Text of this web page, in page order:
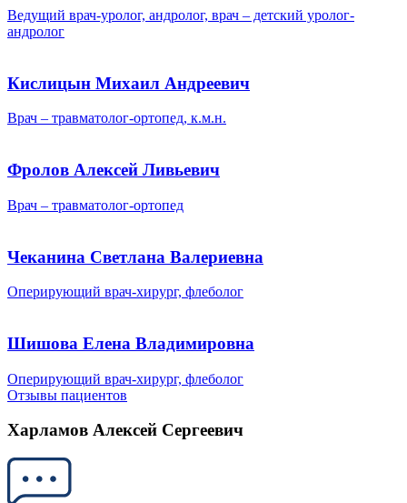
Ведущий врач-уролог, андролог, врач – детский уролог-
андролог
Кислицын Михаил Андреевич
Врач – травматолог-ортопед, к.м.н.
Фролов Алексей Ливьевич
Врач – травматолог-ортопед
Чеканина Светлана Валериевна
Оперирующий врач-хирург, флеболог
Шишова Елена Владимировна
Оперирующий врач-хирург, флеболог
Отзывы пациентов
Харламов Алексей Сергеевич